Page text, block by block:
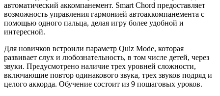
автоматический аккомпанемент. Smart Chord предоставляет
возможность управления гармонией автоаккомпанемента с
помощью одного пальца, делая игру более удобной и
интересной.
Для новичков встроили параметр Quiz Mode, которая
развивает слух и любознательность, в том числе детей, через
звуки. Предусмотрено наличие трех уровней сложности,
включающие повтор одинакового звука, трех звуков подряд и
целого аккорда. Обучение состоит из 9 пошаговых уроков.